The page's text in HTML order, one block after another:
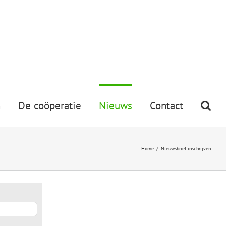
De coöperatie Nieuws Contact
Home / Nieuwsbrief inschrijven